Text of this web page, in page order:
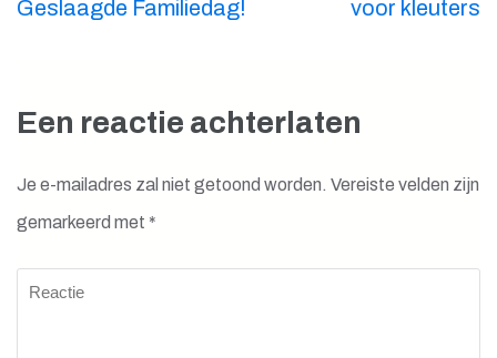
Geslaagde Familiedag! voor kleuters
Een reactie achterlaten
Je e-mailadres zal niet getoond worden. Vereiste velden zijn
gemarkeerd met *
Reactie